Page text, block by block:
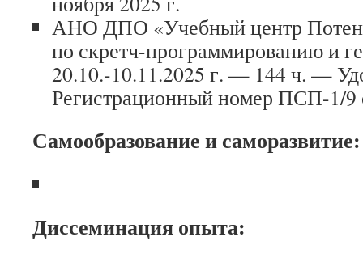
АНО ДПО «Учебный центр
по скретч-программированию и
20.10.-10.11.2025 г. — 144 ч. —
Регистрационный номер ПСП-1/9
Самообразование и саморазвитие:
Диссеминация опыта: